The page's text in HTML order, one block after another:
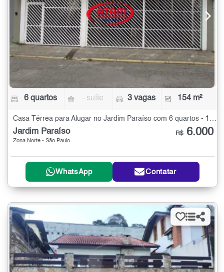
6 quartos - suíte 3 vagas 154 m²
Casa Térrea para Alugar no Jardim Paraíso com 6 quartos - 154 m²
Jardim Paraíso
Zona Norte - São Paulo
R$ 6.000
WhatsApp Contatar